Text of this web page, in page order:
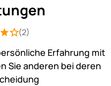
4 von 5 (2 Bewertungen)
(2)
Erfahrung mit
Sie anderen bei deren